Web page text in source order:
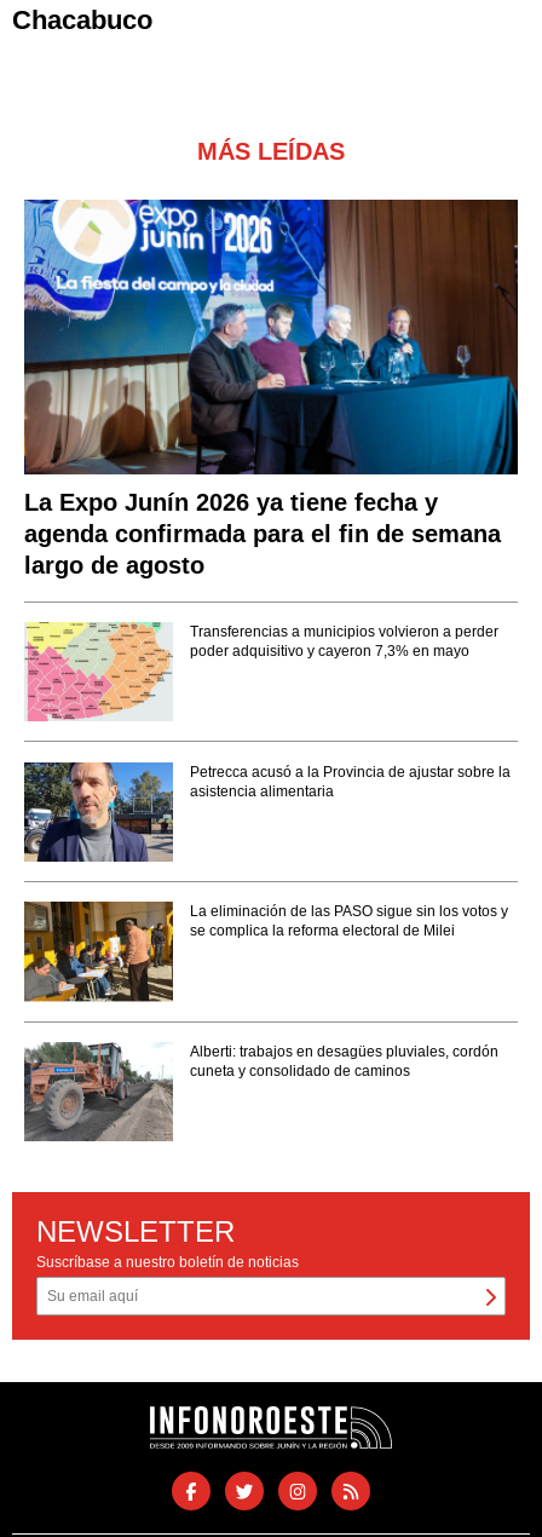
Chacabuco
MÁS LEÍDAS
La Expo Junín 2026 ya tiene fecha y
agenda confirmada para el fin de semana
largo de agosto
Transferencias a municipios volvieron a perder
poder adquisitivo y cayeron 7,3% en mayo
Petrecca acusó a la Provincia de ajustar sobre la
asistencia alimentaria
La eliminación de las PASO sigue sin los votos y
se complica la reforma electoral de Milei
Alberti: trabajos en desagües pluviales, cordón
cuneta y consolidado de caminos
NEWSLETTER
Suscríbase a nuestro boletín de noticias